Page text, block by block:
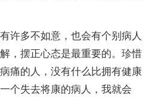
许多不如意，也会有个别病人
，摆正心态是最重要的。珍惜
痛的人，没有什么比拥有健康
个失去将康的病人，我就会